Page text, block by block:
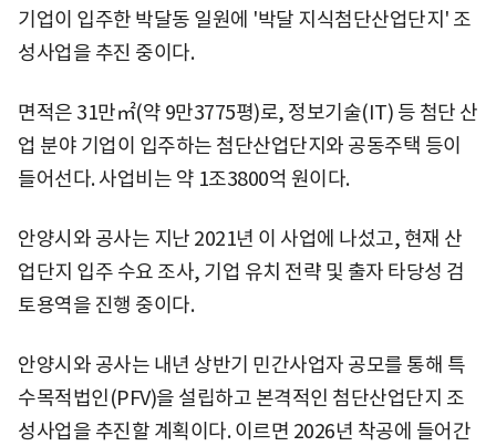
기업이 입주한 박달동 일원에 '박달 지식첨단산업단지' 조
성사업을 추진 중이다.
면적은 31만㎡(약 9만3775평)로, 정보기술(IT) 등 첨단 산
업 분야 기업이 입주하는 첨단산업단지와 공동주택 등이
들어선다. 사업비는 약 1조3800억 원이다.
안양시와 공사는 지난 2021년 이 사업에 나섰고, 현재 산
업단지 입주 수요 조사, 기업 유치 전략 및 출자 타당성 검
토용역을 진행 중이다.
안양시와 공사는 내년 상반기 민간사업자 공모를 통해 특
수목적법인(PFV)을 설립하고 본격적인 첨단산업단지 조
성사업을 추진할 계획이다. 이르면 2026년 착공에 들어간